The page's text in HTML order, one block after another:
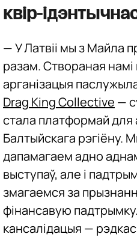
квір-
— У Латвіі мы з Майла
разам. Створаная
арганізацыя
Drag King Collective —
стала платформай для
Балтыйскага рэгіёну.
дапамагаем адно
выступаў, але і
змагаемся за
фінансавую
кансалідацыя —